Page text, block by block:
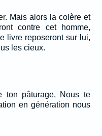
Mais alors la colère et
contre cet homme,
livre reposeront sur lui,
les cieux.
ton pâturage, Nous te
en génération nous